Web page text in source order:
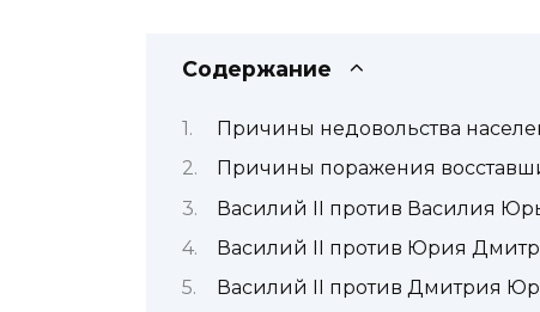
Содержание
Причины недовольства
Причины поражения
Василий II против Василия
Василий II против Юрия
Василий II против Дмитрия